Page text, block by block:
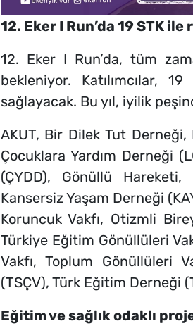
12. Eker I Run’da 19 STK
12. Eker I Run’da, tüm
bekleniyor. Katılımcılar,
sağlayacak. Bu yıl, iyilik
AKUT, Bir Dilek Tut
Çocuklara Yardım Derneği
(ÇYDD), Gönüllü
Kansersiz Yaşam Derneği
Koruncuk Vakfı, Otizmli
Türkiye Eğitim Gönüllüleri
Vakfı, Toplum Gönüllüleri
(TSÇV), Türk Eğitim Derneği
Eğitim ve sağlık odaklı